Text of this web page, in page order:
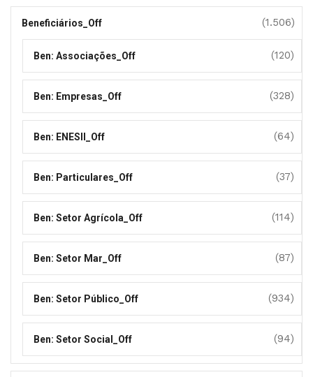
Beneficiários_Off (1.506)
Ben: Associações_Off (120)
Ben: Empresas_Off (328)
Ben: ENESII_Off (64)
Ben: Particulares_Off (37)
Ben: Setor Agrícola_Off (114)
Ben: Setor Mar_Off (87)
Ben: Setor Público_Off (934)
Ben: Setor Social_Off (94)